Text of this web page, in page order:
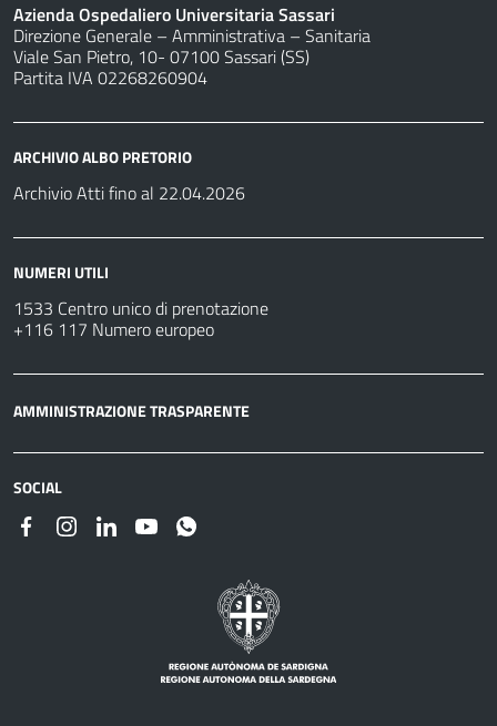
Azienda Ospedaliero Universitaria Sassari
Direzione Generale – Amministrativa – Sanitaria
Viale San Pietro, 10- 07100 Sassari (SS)
Partita IVA 02268260904
ARCHIVIO ALBO PRETORIO
Archivio Atti fino al 22.04.2026
NUMERI UTILI
1533 Centro unico di prenotazione
+116 117 Numero europeo
AMMINISTRAZIONE TRASPARENTE
SOCIAL